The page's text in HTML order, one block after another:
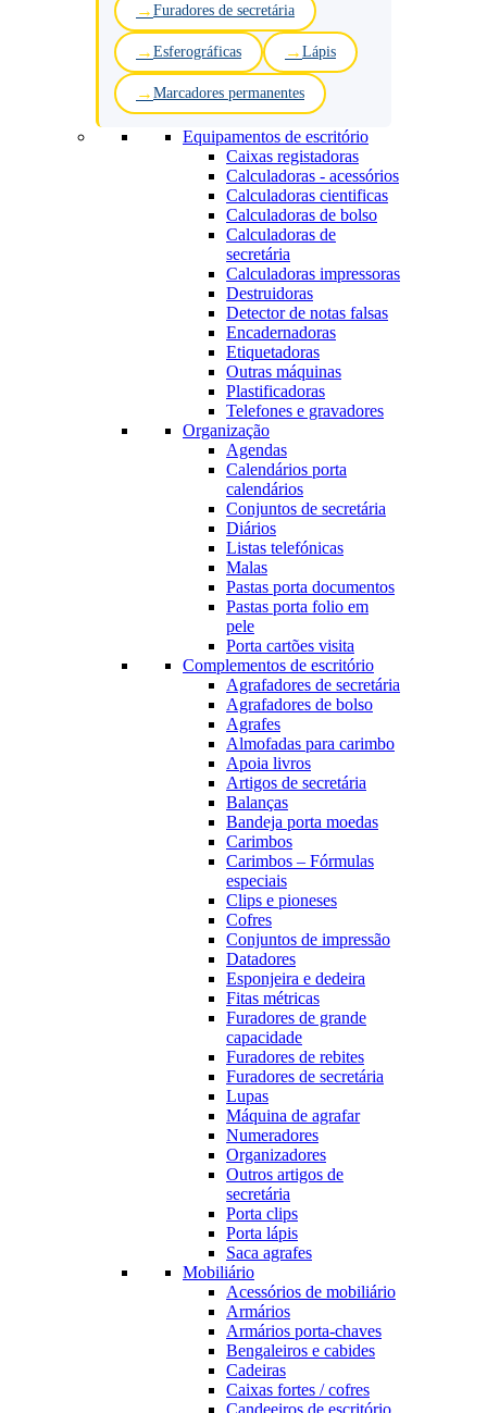
Furadores de secretária
Esferográficas Lápis
Marcadores permanentes
Equipamentos de escritório
Caixas registadoras
Calculadoras - acessórios
Calculadoras cientificas
Calculadoras de bolso
Calculadoras de
secretária
Calculadoras impressoras
Destruidoras
Detector de notas falsas
Encadernadoras
Etiquetadoras
Outras máquinas
Plastificadoras
Telefones e gravadores
Organização
Agendas
Calendários porta
calendários
Conjuntos de secretária
Diários
Listas telefónicas
Malas
Pastas porta documentos
Pastas porta folio em
pele
Porta cartões visita
Complementos de escritório
Agrafadores de secretária
Agrafadores de bolso
Agrafes
Almofadas para carimbo
Apoia livros
Artigos de secretária
Balanças
Bandeja porta moedas
Carimbos
Carimbos – Fórmulas
especiais
Clips e pioneses
Cofres
Conjuntos de impressão
Datadores
Esponjeira e dedeira
Fitas métricas
Furadores de grande
capacidade
Furadores de rebites
Furadores de secretária
Lupas
Máquina de agrafar
Numeradores
Organizadores
Outros artigos de
secretária
Porta clips
Porta lápis
Saca agrafes
Mobiliário
Acessórios de mobiliário
Armários
Armários porta-chaves
Bengaleiros e cabides
Cadeiras
Caixas fortes / cofres
Candeeiros de escritório